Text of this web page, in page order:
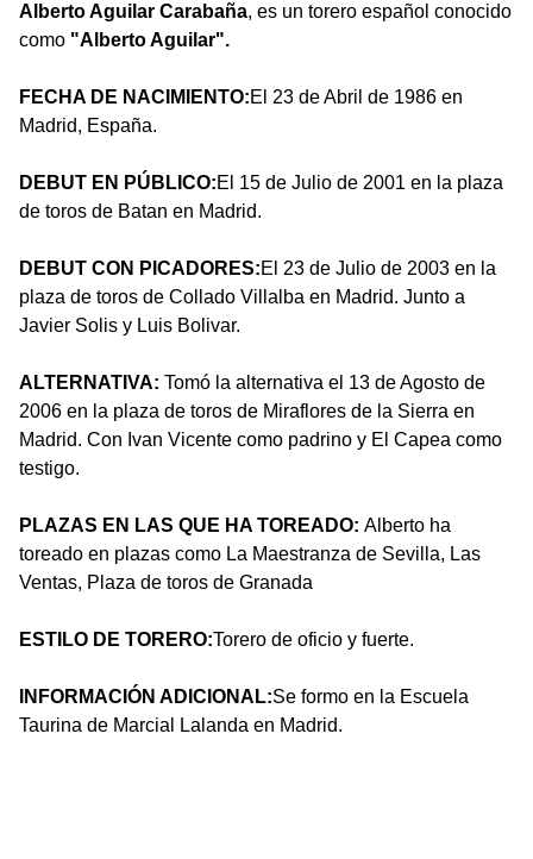
Alberto Aguilar Carabaña, es un torero español conocido
como "Alberto Aguilar".
FECHA DE NACIMIENTO:El 23 de Abril de 1986 en
Madrid, España.
DEBUT EN PÚBLICO:El 15 de Julio de 2001 en la plaza
de toros de Batan en Madrid.
DEBUT CON PICADORES:El 23 de Julio de 2003 en la
plaza de toros de Collado Villalba en Madrid. Junto a
Javier Solis y Luis Bolivar.
ALTERNATIVA: Tomó la alternativa el 13 de Agosto de
2006 en la plaza de toros de Miraflores de la Sierra en
Madrid. Con Ivan Vicente como padrino y El Capea como
testigo.
PLAZAS EN LAS QUE HA TOREADO: Alberto ha
toreado en plazas como La Maestranza de Sevilla, Las
Ventas, Plaza de toros de Granada
ESTILO DE TORERO:Torero de oficio y fuerte.
INFORMACIÓN ADICIONAL:Se formo en la Escuela
Taurina de Marcial Lalanda en Madrid.